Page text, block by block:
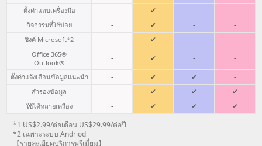
ตั้งค่าแถบเครื่องมือ - ✔ - -
กิจกรรมที่ใช้บ่อย - ✔ - -
ซิงค์ Microsoft*2 - ✔ - -
Office 365®
Outlook®
- ✔ - -
ตั้งค่าแจ้งเตือนข้อมูลแนะนำ - ✔ ✔ -
สำรองข้อมูล - ✔ ✔ ✔
ใช้ได้หลายเครื่อง - ✔ ✔
✔
*1 US$2.99/ต่อเดือน US$29.99/ต่อปี
*2 เฉพาะระบบ Andriod
【รายละเอียดบริการพรีเมี่ยม】